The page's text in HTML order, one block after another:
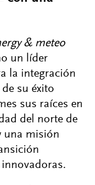
& meteo
un líder
la integración
su éxito
sus raíces en
del norte de
una misión